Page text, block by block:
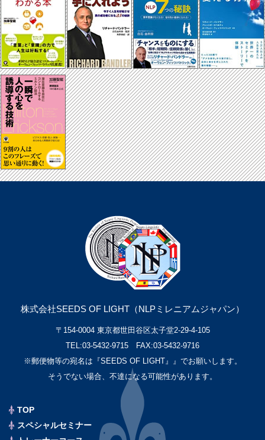
株式会社SEEDS OF LIGHT（NLPミレニアムジャパン）
〒154-0004 東京都世田谷区太子堂2-29-4-105
TEL:03-5432-9715 FAX:03-5432-9716
※郵便物等の宛名は『SEEDS OF LIGHT』』でお願いします。
そうでない場合、不達になる可能性があります。
TOP
スペシャルセミナー